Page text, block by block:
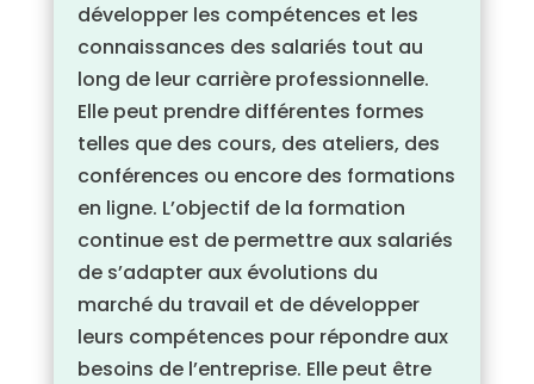
développer les compétences et les
connaissances des salariés tout au
long de leur carrière professionnelle.
Elle peut prendre différentes formes
telles que des cours, des ateliers, des
conférences ou encore des formations
en ligne. L’objectif de la formation
continue est de permettre aux salariés
de s’adapter aux évolutions du
marché du travail et de développer
leurs compétences pour répondre aux
besoins de l’entreprise. Elle peut être